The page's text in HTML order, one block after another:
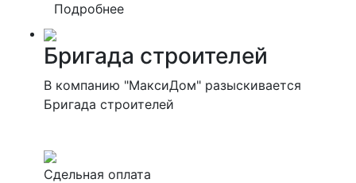
Подробнее
Бригада строителей
В компанию "МаксиДом" разыскивается
Бригада строителей
Сдельная оплата